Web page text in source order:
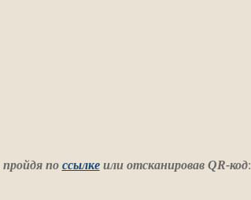
пройдя по ссылкеили отсканировав QR-код: